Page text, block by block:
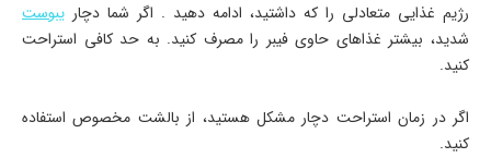
رژیم غذایی متعادلی را که داشتید، ادامه دهید . اگر شما دچار یبوست
شدید، بیشتر غذاهای حاوی فیبر را مصرف کنید. به حد کافی استراحت
کنید.
اگر در زمان استراحت دچار مشکل هستید، از بالشت مخصوص استفاده
کنید.